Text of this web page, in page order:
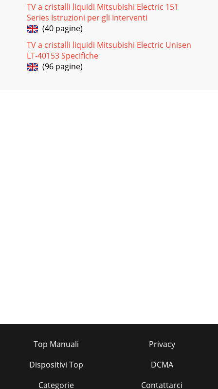
TV a cristalli liquidi Mitsubishi Electric 151
Series Istruzioni per gli Interventi
(40 pagine)
TV a cristalli liquidi Mitsubishi Electric Unisen
LT-40153 Specifiche
(96 pagine)
Top Manuali
Dispositivi Top
Categorie
Privacy
DCMA
Contattarci